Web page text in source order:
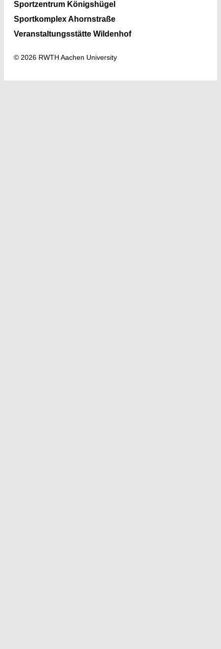
Sportzentrum Königshügel
Sportkomplex Ahornstraße
Veranstaltungsstätte Wildenhof
© 2026 RWTH Aachen University